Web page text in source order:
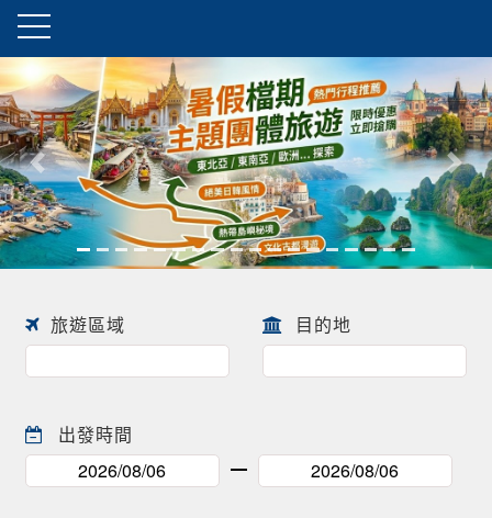
往前 往後
旅遊區域 目的地
出發時間